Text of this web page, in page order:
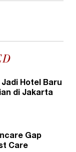
Hotel Baru
di Jakarta
Gap
Care